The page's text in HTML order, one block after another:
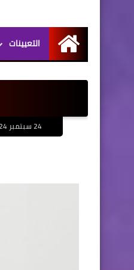
الرئيسية
التعيينات